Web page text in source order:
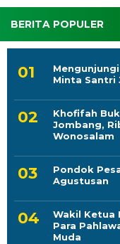
BERITA POPULER
Minta Santri
Khofifah
Jombang,
Wonosalam
Pondok
Agustusan
Wakil Ketua
Para
Muda